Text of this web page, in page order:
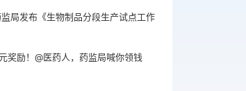
局发布《生物制品分段生产试点工作
奖励！@医药人，药监局喊你领钱